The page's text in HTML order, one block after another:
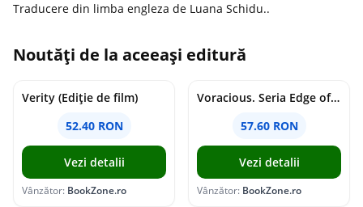
Traducere din limba engleza de Luana Schidu..
Noutăți de la aceeași editură
Verity (Ediție de film)
52.40 RON
Vezi detalii
Vânzător: BookZone.ro
Voracious. Seria Edge of Darkness Vol.2
57.60 RON
Vezi detalii
Vânzător: BookZone.ro